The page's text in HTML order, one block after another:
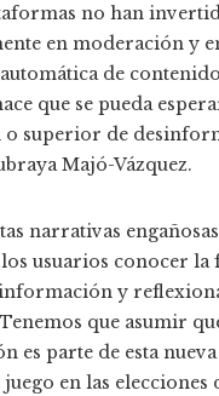
no han
en moderación y
de
que se pueda
o superior de
Majó-Vázquez.
narrativas
usuarios conocer la
y
que asumir
es parte de esta
en las elecciones